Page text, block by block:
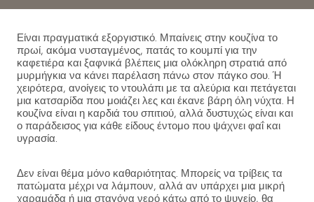
Είναι πραγματικά εξοργιστικό. Μπαίνεις στην κουζίνα το
πρωί, ακόμα νυσταγμένος, πατάς το κουμπί για την
καφετιέρα και ξαφνικά βλέπεις μια ολόκληρη στρατιά από
μυρμήγκια να κάνει παρέλαση πάνω στον πάγκο σου. Ή
χειρότερα, ανοίγεις το ντουλάπι με τα αλεύρια και πετάγεται
μια κατσαρίδα που μοιάζει λες και έκανε βάρη όλη νύχτα. Η
κουζίνα είναι η καρδιά του σπιτιού, αλλά δυστυχώς είναι και
ο παράδεισος για κάθε είδους έντομο που ψάχνει φαΐ και
υγρασία.
Δεν είναι θέμα μόνο καθαριότητας. Μπορείς να τρίβεις τα
πατώματα μέχρι να λάμπουν, αλλά αν υπάρχει μια μικρή
χαραμάδα ή μια σταγόνα νερό κάτω από το ψυγείο, θα